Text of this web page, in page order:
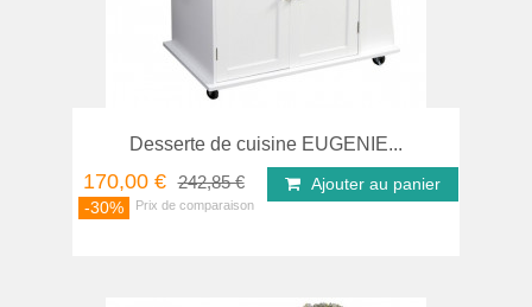
Desserte de cuisine EUGENIE...
170,00 € 242,85 €
-30%
Ajouter au panier